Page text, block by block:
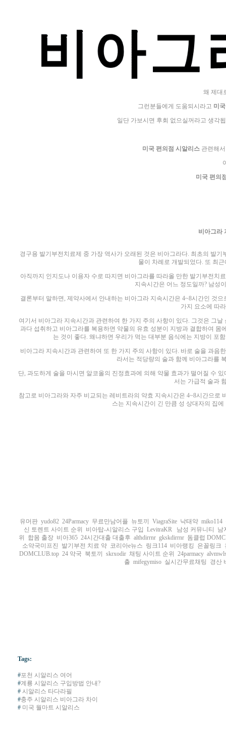
왜 제대
그런분들에게 도움되시라고 미
일단 가보시면 후회 없으실꺼라고 생각
미국 편의점 시알리스관련해서
미국 편의
비아그라
경구용 발기부전치료제 중 가장 역사가 오래된 것은 비아그라다. 최초의 발
물이 차례로 개발되었다. 또 최
아직까지 인지도나 이용자 수로 따지면 비아그라를 따라올 만한 발기부전치
지속시간은 어느 정도일까? 남성
결론부터 말하면, 제약사에서 안내하는 비아그라 지속시간은 4~8시간인 것
가지 요소에 따
여기서 비아그라 지속시간과 관련하여 한 가지 주의 사항이 있다. 그것은 그
과다 섭취하고 비아그라를 복용하면 약물의 유효 성분이 지방과 결합하여
는 것이 좋다. 왜냐하면 우리가 먹는 대부분 음식에는 지방이 포
비아그라 지속시간과 관련하여 또 한 가지 주의 사항이 있다. 바로 술을 과
라서는 적당량의 술과 함께 비아그라를
단, 과도하게 술을 마시면 알코올의 진정효과에 의해 약물 효과가 떨어질 수
서는 가급적 술과
참고로 비아그라와 자주 비교되는 레비트라의 약효 지속시간은 4~8시간으
스는 지속시간이 긴 만큼 성 상대자의 집
유머판 yudo82 24Parmacy 무료만남어플 뉴토끼 ViagraSite 낙태약 miko114
신 토렌트 사이트 순위
비아탑-시알리스 구입 LevitraKR 남성 커뮤니티
남
위
합몸 출장 비아365 24시간대출 대출후 althdirrnr gkskdirrnr 돔클럽
소약국미프진
발기부전 치료 약 코리아e뉴스 링크114 비아랭킹 은꼴링크
DOMCLUB.top 24 약국 북토끼 skrxodir 채팅 사이트 순위 24parmacy
출 mifegymiso 실시간무료채팅 경산
Tags:
#포천 시알리스 여어
#계룡 시알리스 구입방법 안내?
#시알리스 타다라필
#충주 시알리스 비아그라 차이
#미국 월마트 시알리스